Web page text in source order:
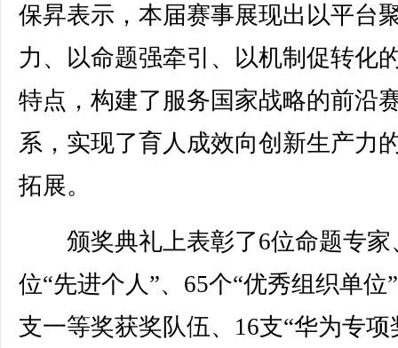
保昇表示，本届赛事展现出以平台
力、以命题强牵引、以机制促转化
特点，构建了服务国家战略的前沿
系，实现了育人成效向创新生产力
拓展。
颁奖典礼上表彰了6位命题专家
位“先进个人”、65个“优秀组织单位
支一等奖获奖队伍、16支“华为专项